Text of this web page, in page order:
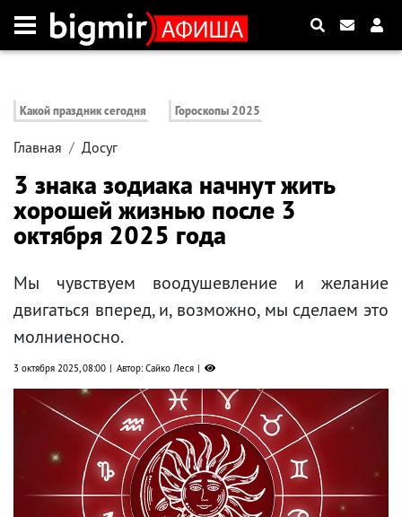
Какой праздник сегодня Гороскопы 2025
Главная Досуг
3 знака зодиака начнут жить
хорошей жизнью после 3
октября 2025 года
Мы чувствуем воодушевление и желание
двигаться вперед, и, возможно, мы сделаем это
молниеносно.
3 октября 2025, 08:00 Автор: Сайко Леся